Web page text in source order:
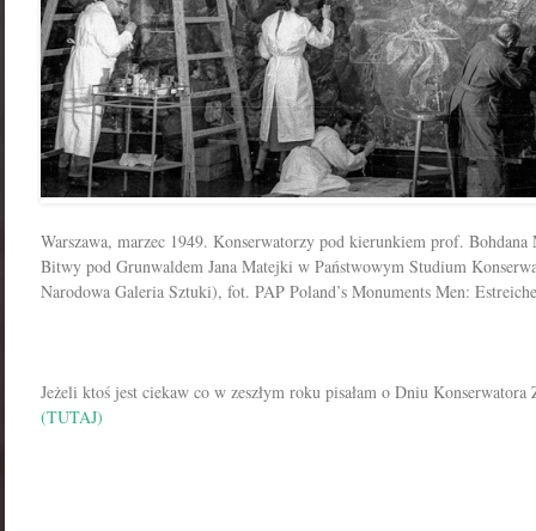
Warszawa, marzec 1949. Konserwatorzy pod kierunkiem prof. Bohdana
Bitwy pod Grunwaldem Jana Matejki w Państwowym Studium
Narodowa Galeria Sztuki), fot. PAP Poland’s Monuments Men:
Jeżeli ktoś jest ciekaw co w zeszłym roku pisałam o Dniu
(TUTAJ)